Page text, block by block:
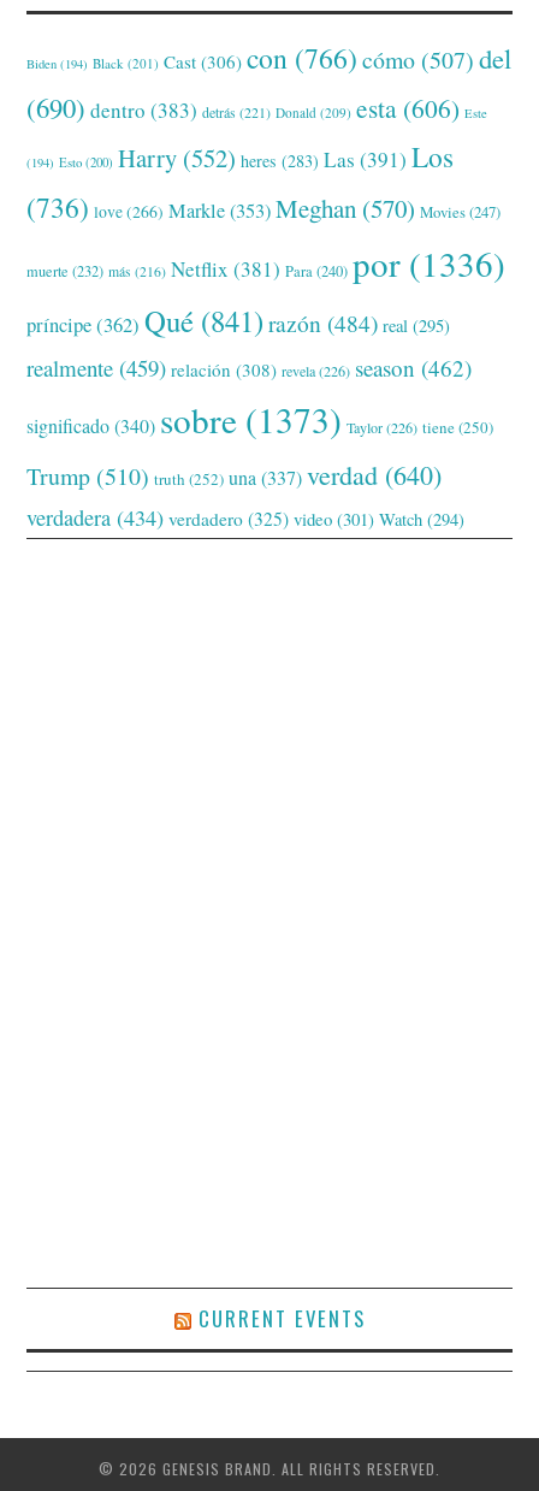
Biden (194) Black (201) Cast (306) con (766) cómo (507) del
(690) dentro (383) detrás (221) Donald (209) esta (606) Este
(194) Esto (200) Harry (552) heres (283) Las (391) Los
(736) love(266) Markle(353) Meghan (570) Movies(247)
muerte (232) más (216) Netflix (381) Para(240) por (1336)
príncipe(362) Qué (841) razón (484) real (295)
realmente (459) relación (308) revela(226) season (462)
significado(340) sobre (1373) Taylor(226) tiene(250)
Trump (510) truth (252) una (337) verdad (640)
verdadera (434) verdadero (325) video (301) Watch (294)
CURRENT EVENTS
© 2026 GENESIS BRAND. ALL RIGHTS RESERVED.